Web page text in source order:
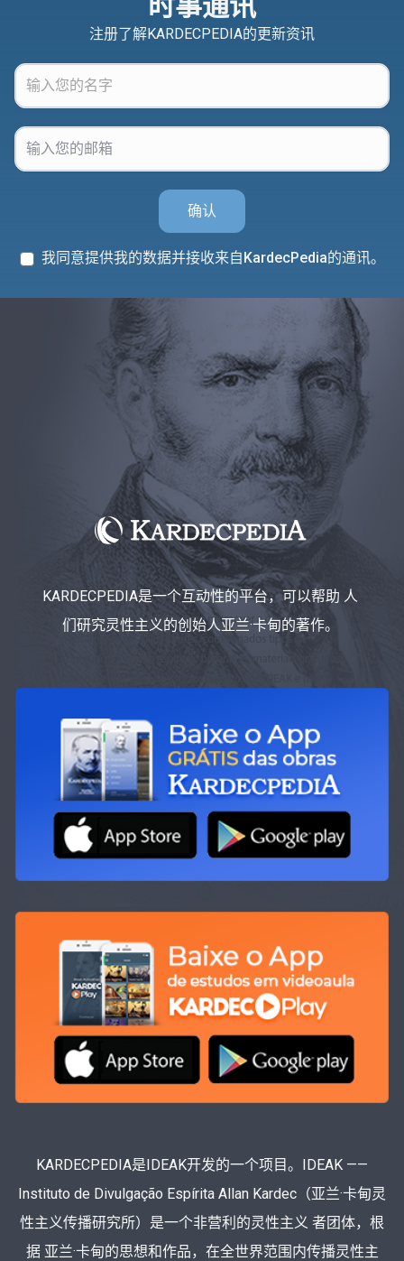
注册了解KARDECPEDIA的更新资讯
确认
我同意提供我的数据并接收来自KardecPedia的通讯。
KARDECPEDIA是一个互动性的平台，可以帮助 人
们研究灵性主义的创始人亚兰·卡甸的著作。
KARDECPEDIA是IDEAK开发的一个项目。IDEAK ——
Instituto de Divulgação Espírita Allan Kardec（亚兰·卡甸灵
性主义传播研究所）是一个非营利的灵性主义 者团体，根
据 亚兰·卡甸的思想和作品，在全世界范围内传播灵性主